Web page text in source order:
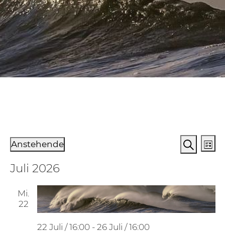
Veranstaltungen
Suche
Suche
Liste
Anstehende
wählen.
Juli 2026
Mi.
22
22 Juli / 16:00- 26 Juli / 16:00